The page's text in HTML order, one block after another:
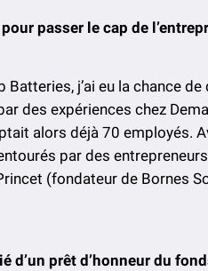
passer le cap de
Batteries, j’ai eu la chance
des expériences chez
alors déjà 70 employés.
par des
(fondateur de Bornes
d’un prêt d’honneur du